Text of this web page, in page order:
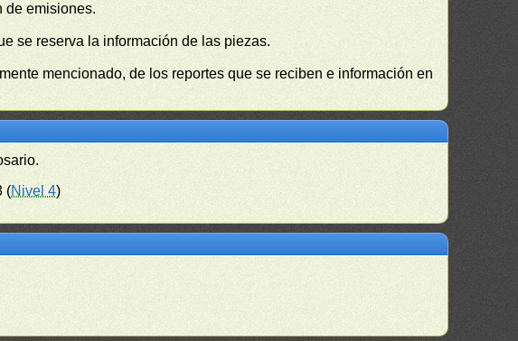
de emisiones.
se reserva la información de las piezas.
mencionado, de los reportes que se reciben e información en
(Nivel 4)